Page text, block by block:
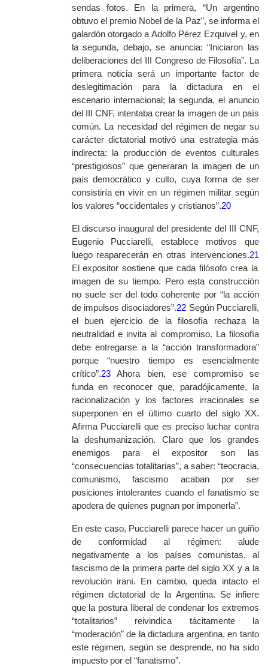
sendas fotos. En la primera, “Un argentino
obtuvo el premio Nobel de la Paz”, se informa el
galardón otorgado a Adolfo Pérez Ezquivel y, en
la segunda, debajo, se anuncia: “Iniciaron las
deliberaciones del III Congreso de Filosofía”. La
primera noticia será un importante factor de
deslegitimación para la dictadura en el
escenario internacional; la segunda, el anuncio
del III CNF, intentaba crear la imagen de un país
común. La necesidad del régimen de negar su
carácter dictatorial motivó una estrategia más
indirecta: la producción de eventos culturales
“prestigiosos” que generaran la imagen de un
país democrático y culto, cuya forma de ser
consistiría en vivir en un régimen militar según
los valores “occidentales y cristianos”.20
El discurso inaugural del presidente del III CNF,
Eugenio Pucciarelli, establece motivos que
luego reaparecerán en otras intervenciones.21
El expositor sostiene que cada filósofo crea la
imagen de su tiempo. Pero esta construcción
no suele ser del todo coherente por “la acción
de impulsos disociadores”.22 Según Pucciarelli,
el buen ejercicio de la filosofía rechaza la
neutralidad e invita al compromiso. La filosofía
debe entregarse a la “acción transformadora”
porque “nuestro tiempo es esencialmente
crítico”.23Ahora bien, ese compromiso se
funda en reconocer que, paradójicamente, la
racionalización y los factores irracionales se
superponen en el último cuarto del siglo XX.
Afirma Pucciarelli que es preciso luchar contra
la deshumanización. Claro que los grandes
enemigos para el expositor son las
“consecuencias totalitarias”, a saber: “teocracia,
comunismo, fascismo acaban por ser
posiciones intolerantes cuando el fanatismo se
apodera de quienes pugnan por imponerla”.
En este caso, Pucciarelli parece hacer un guiño
de conformidad al régimen: alude
negativamente a los países comunistas, al
fascismo de la primera parte del siglo XX y a la
revolución iraní. En cambio, queda intacto el
régimen dictatorial de la Argentina. Se infiere
que la postura liberal de condenar los extremos
“totalitarios” reivindica tácitamente la
“moderación” de la dictadura argentina, en tanto
este régimen, según se desprende, no ha sido
impuesto por el “fanatismo”.